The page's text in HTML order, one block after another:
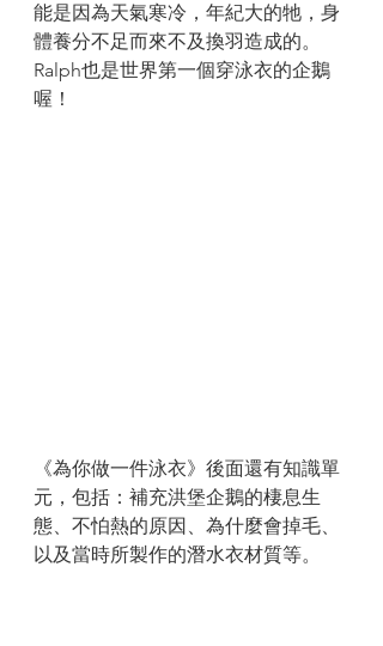
能是因為天氣寒冷，年紀大的牠，身
體養分不足而來不及換羽造成的。
Ralph也是世界第一個穿泳衣的企鵝
喔！
《為你做一件泳衣》後面還有知識單
元，包括：補充洪堡企鵝的棲息生
態、不怕熱的原因、為什麼會掉毛、
以及當時所製作的潛水衣材質等。